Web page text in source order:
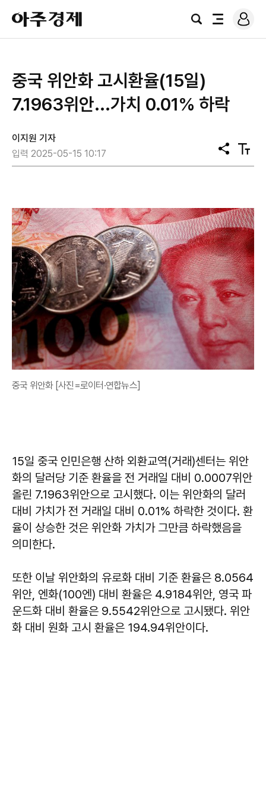
아
주
경
검
전
로
그
중국 위안화 고시환율(15일)
7.1963위안...가치 0.01% 하락
이지원 기자
입력 2025-05-15 10:17
공
유
텍
스
중국 위안화 [사진=로이터·연합뉴스]
15일 중국 인민은행 산하 외환교역(거래)센터는 위안
화의 달러당 기준 환율을 전 거래일 대비 0.0007위안
올린 7.1963위안으로 고시했다. 이는 위안화의 달러
대비 가치가 전 거래일 대비 0.01% 하락한 것이다. 환
율이 상승한 것은 위안화 가치가 그만큼 하락했음을
의미한다.
또한 이날 위안화의 유로화 대비 기준 환율은 8.0564
위안, 엔화(100엔) 대비 환율은 4.9184위안, 영국 파
운드화 대비 환율은 9.5542위안으로 고시됐다. 위안
화 대비 원화 고시 환율은 194.94위안이다.